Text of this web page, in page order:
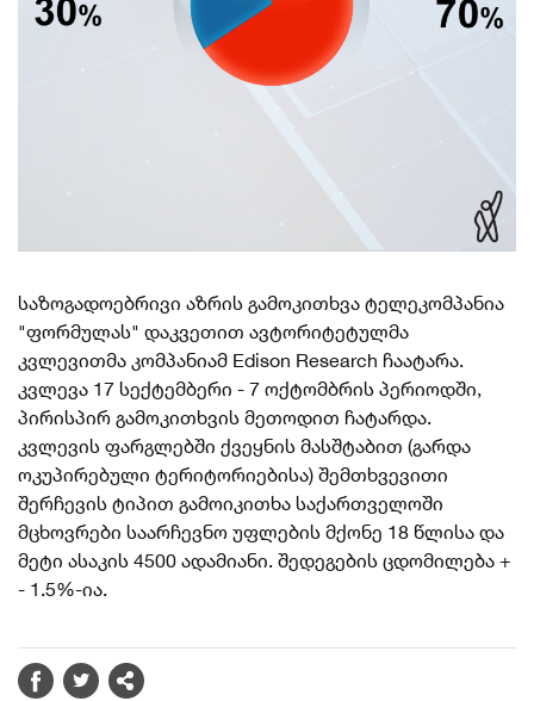
საზოგადოებრივი აზრის გამოკითხვა ტელეკომპანია
"ფორმულას" დაკვეთით ავტორიტეტულმა
კვლევითმა კომპანიამ Edison Research ჩაატარა.
კვლევა 17 სექტემბერი - 7 ოქტომბრის პერიოდში,
პირისპირ გამოკითხვის მეთოდით ჩატარდა.
კვლევის ფარგლებში ქვეყნის მასშტაბით (გარდა
ოკუპირებული ტერიტორიებისა) შემთხვევითი
შერჩევის ტიპით გამოიკითხა საქართველოში
მცხოვრები საარჩევნო უფლების მქონე 18 წლისა და
მეტი ასაკის 4500 ადამიანი. შედეგების ცდომილება +
- 1.5%-ია.